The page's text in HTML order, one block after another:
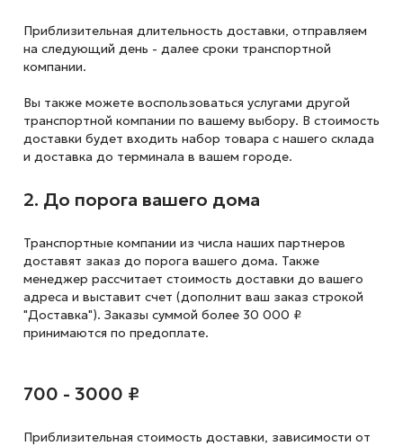
Приблизительная длительность доставки, отправляем
на следующий день - далее сроки транспортной
компании.
Вы также можете воспользоваться услугами другой
транспортной компании по вашему выбору. В стоимость
доставки будет входить набор товара с нашего склада
и доставка до терминала в вашем городе.
2. До порога вашего дома
Транспортные компании из числа наших партнеров
доставят заказ до порога вашего дома. Также
менеджер рассчитает стоимость доставки до вашего
адреса и выставит счет (дополнит ваш заказ строкой
"Доставка"). Заказы суммой более 30 000 ₽
принимаются по предоплате.
700 - 3000 ₽
Приблизительная стоимость доставки, зависимости от